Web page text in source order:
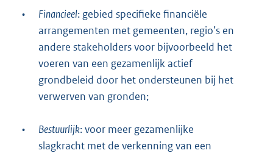
• Financieel: gebied specifieke financiële
arrangementen met gemeenten, regio’s en
andere stakeholders voor bijvoorbeeld het
voeren van een gezamenlijk actief
grondbeleid door het ondersteunen bij het
verwerven van gronden;
• Bestuurlijk: voor meer gezamenlijke
slagkracht met de verkenning van een